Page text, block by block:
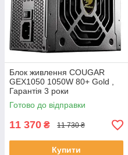
Блок живлення COUGAR
GEX1050 1050W 80+ Gold ,
Гарантія 3 роки
Готово до відправки
11 370 ₴ 11 730 ₴
Купити